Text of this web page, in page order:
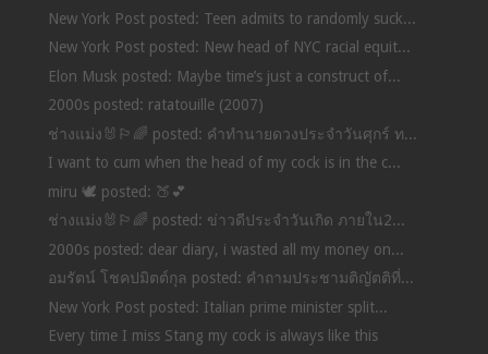
New York Post posted: Teen admits to randomly suck...
New York Post posted: New head of NYC racial equit...
Elon Musk posted: Maybe time’s just a construct of...
2000s posted: ratatouille (2007)
ช่างแม่ง🐰🏳️‍🌈 posted: คำทำนายดวงประจำวันศุกร์ ท...
I want to cum when the head of my cock is in the c...
miru 🕊 posted: 🍑💕
ช่างแม่ง🐰🏳️‍🌈 posted: ข่าวดีประจำวันเกิด ภายใน2...
2000s posted: dear diary, i wasted all my money on...
อมรัตน์ โชคปมิตต์กุล posted: คำถามประชามติญัตติที่...
New York Post posted: Italian prime minister split...
Every time I miss Stang my cock is always like this